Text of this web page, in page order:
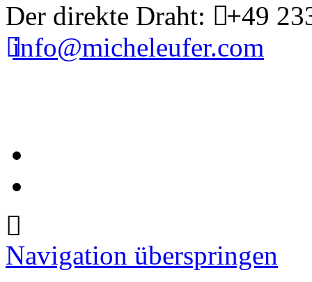
Der direkte Draht: +49
info@micheleufer.com
Navigation überspringen